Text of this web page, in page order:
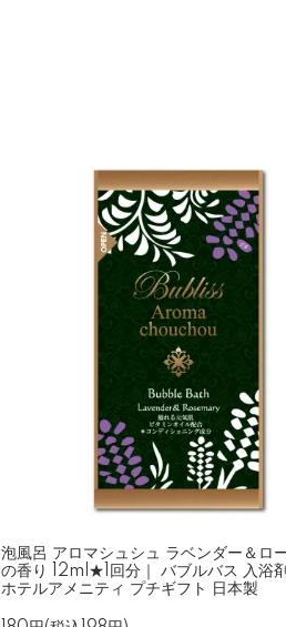
泡風呂 アロマシュシュ ラベンダー＆ロ
の香り 12ml★1回分｜ バブルバス 入浴
ホテルアメニティ プチギフト 日本製